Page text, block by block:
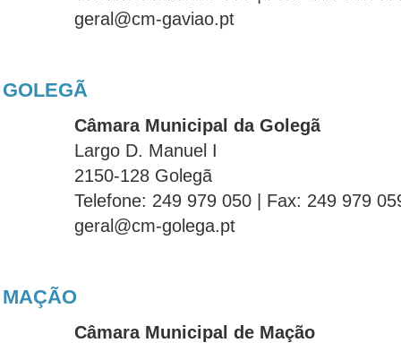
geral@cm-gaviao.pt
GOLEGÃ
Câmara Municipal da Golegã
Largo D. Manuel I
2150-128 Golegã
Telefone: 249 979 050 | Fax: 249 979
geral@cm-golega.pt
MAÇÃO
Câmara Municipal de Mação